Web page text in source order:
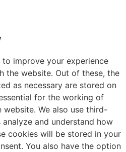
improve your experience
the website. Out of these, the
as necessary are stored on
for the working of
We also use third-
and understand how
cookies will be stored in your
You also have the option